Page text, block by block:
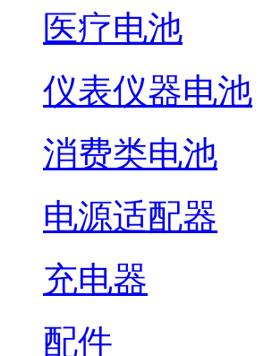
医疗电池
仪表仪器电池
消费类电池
电源适配器
充电器
配件